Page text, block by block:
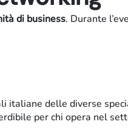
di business. Durante
italiane delle diverse
per chi opera nel